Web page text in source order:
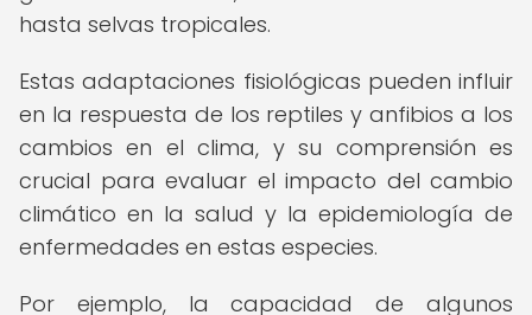
hasta selvas tropicales.
Estas adaptaciones fisiológicas pueden influir
en la respuesta de los reptiles y anfibios a los
cambios en el clima, y su comprensión es
crucial para evaluar el impacto del cambio
climático en la salud y la epidemiología de
enfermedades en estas especies.
Por ejemplo, la capacidad de algunos